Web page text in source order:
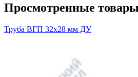
Просмотренные товары
Труба ВГП 32х28 мм ДУ